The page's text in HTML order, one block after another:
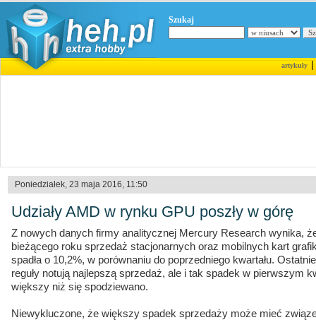
Szukaj
artykuły|
Poniedziałek, 23 maja 2016, 11:50
Udziały AMD w rynku GPU poszły w górę
Z nowych danych firmy analitycznej Mercury Research wynika,
bieżącego roku sprzedaż stacjonarnych oraz mobilnych kart
spadła o 10,2%, w porównaniu do poprzedniego kwartału.
reguły notują najlepszą sprzedaż, ale i tak spadek w pierwszym
większy niż się spodziewano.
Niewykluczone, że większy spadek sprzedaży może mieć